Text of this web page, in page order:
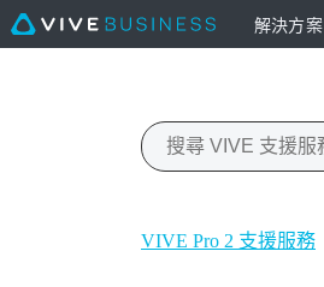
解決方案
VIVE Pro 2 支援服務